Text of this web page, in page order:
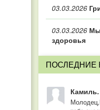
03.03.2026
03.03.2026
здоровья
ПОСЛЕДНИЕ